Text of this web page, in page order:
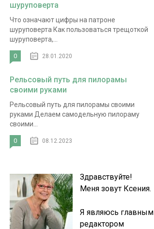
шуруповерта
Что означают цифры на патроне
шуруповерта Как пользоваться трещоткой
шуруповерта,...
0 28.01.2020
Рельсовый путь для пилорамы
своими руками
Рельсовый путь для пилорамы своими
руками Делаем самодельную пилораму
своими...
0 08.12.2023
Здравствуйте!
Меня зовут Ксения.
Я являюсь главным
редактором